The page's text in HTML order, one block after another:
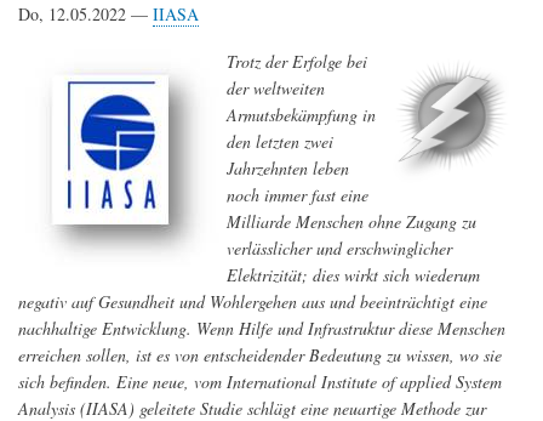
Wien
100
Jahren
Do, 12.05.2022 — IIASA
Trotz der Erfolge bei
der weltweiten
Armutsbekämpfung in
den letzten zwei
Jahrzehnten leben
noch immer fast eine
Milliarde Menschen ohne Zugang zu
verlässlicher und erschwinglicher
Elektrizität; dies wirkt sich wiederum
negativ auf Gesundheit und Wohlergehen aus und beeinträchtigt eine
nachhaltige Entwicklung. Wenn Hilfe und Infrastruktur diese Menschen
erreichen sollen, ist es von entscheidender Bedeutung zu wissen, wo sie
sich befinden. Eine neue, vom International Institute of applied System
Analysis (IIASA) geleitete Studie schlägt eine neuartige Methode zur